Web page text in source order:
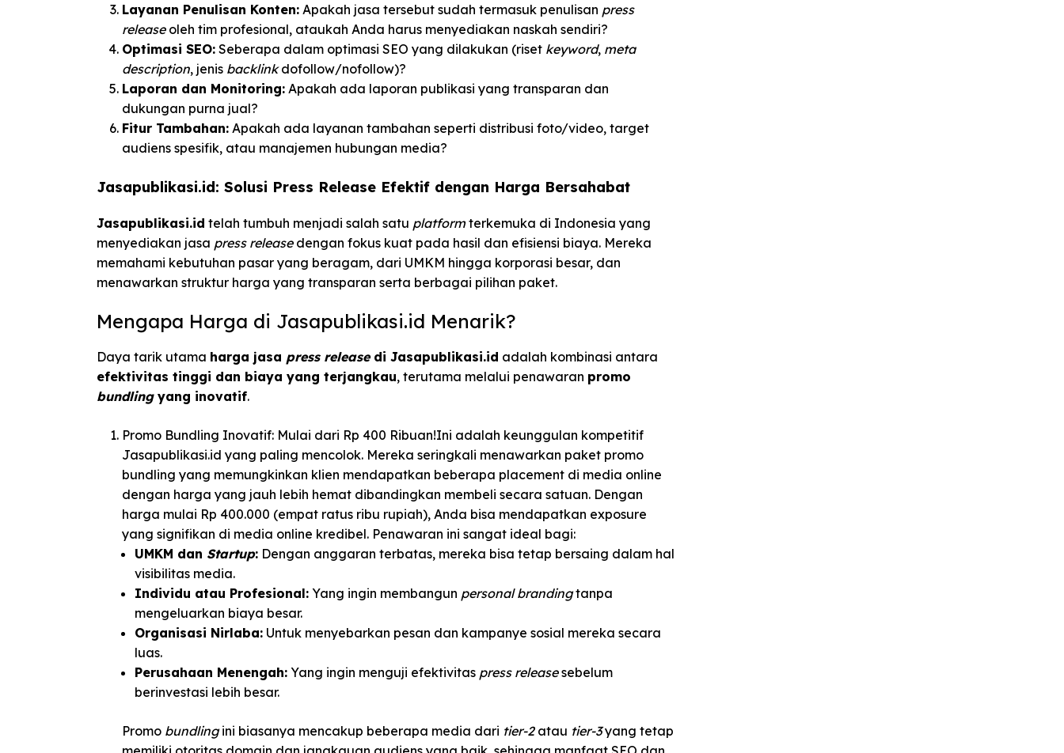
Layanan Penulisan Konten: Apakah jasa tersebut sudah termasuk penulisan press
releaseoleh tim profesional, ataukah Anda harus menyediakan naskah sendiri?
Optimasi SEO: Seberapa dalam optimasi SEO yang dilakukan (riset keyword, meta
description, jenis backlinkdofollow/nofollow)?
Laporan dan Monitoring: Apakah ada laporan publikasi yang transparan dan
dukungan purna jual?
Fitur Tambahan: Apakah ada layanan tambahan seperti distribusi foto/video, target
audiens spesifik, atau manajemen hubungan media?
Jasapublikasi.id: Solusi Press Release Efektif dengan Harga Bersahabat
Jasapublikasi.id telah tumbuh menjadi salah satu platformterkemuka di Indonesia yang
menyediakan jasa press releasedengan fokus kuat pada hasil dan efisiensi biaya. Mereka
memahami kebutuhan pasar yang beragam, dari UMKM hingga korporasi besar, dan
menawarkan struktur harga yang transparan serta berbagai pilihan paket.
Mengapa Harga di Jasapublikasi.id Menarik?
Daya tarik utama harga jasa press releasedi Jasapublikasi.id adalah kombinasi antara
efektivitas tinggi dan biaya yang terjangkau, terutama melalui penawaran promo
bundlingyang inovatif.
Promo Bundling Inovatif: Mulai dari Rp 400 Ribuan!Ini adalah keunggulan kompetitif
Jasapublikasi.id yang paling mencolok. Mereka seringkali menawarkan paket promo
bundling yang memungkinkan klien mendapatkan beberapa placement di media online
dengan harga yang jauh lebih hemat dibandingkan membeli secara satuan. Dengan
harga mulai Rp 400.000 (empat ratus ribu rupiah), Anda bisa mendapatkan exposure
yang signifikan di media online kredibel. Penawaran ini sangat ideal bagi:
UMKM dan Startup: Dengan anggaran terbatas, mereka bisa tetap bersaing dalam hal
visibilitas media.
Individu atau Profesional: Yang ingin membangun personal brandingtanpa
mengeluarkan biaya besar.
Organisasi Nirlaba: Untuk menyebarkan pesan dan kampanye sosial mereka secara
luas.
Perusahaan Menengah: Yang ingin menguji efektivitas press releasesebelum
berinvestasi lebih besar.
Promo bundlingini biasanya mencakup beberapa media dari tier-2atau tier-3yang tetap